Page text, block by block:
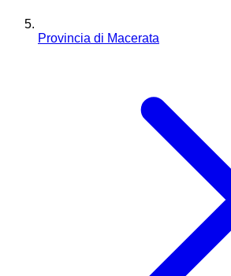
Provincia di Macerata